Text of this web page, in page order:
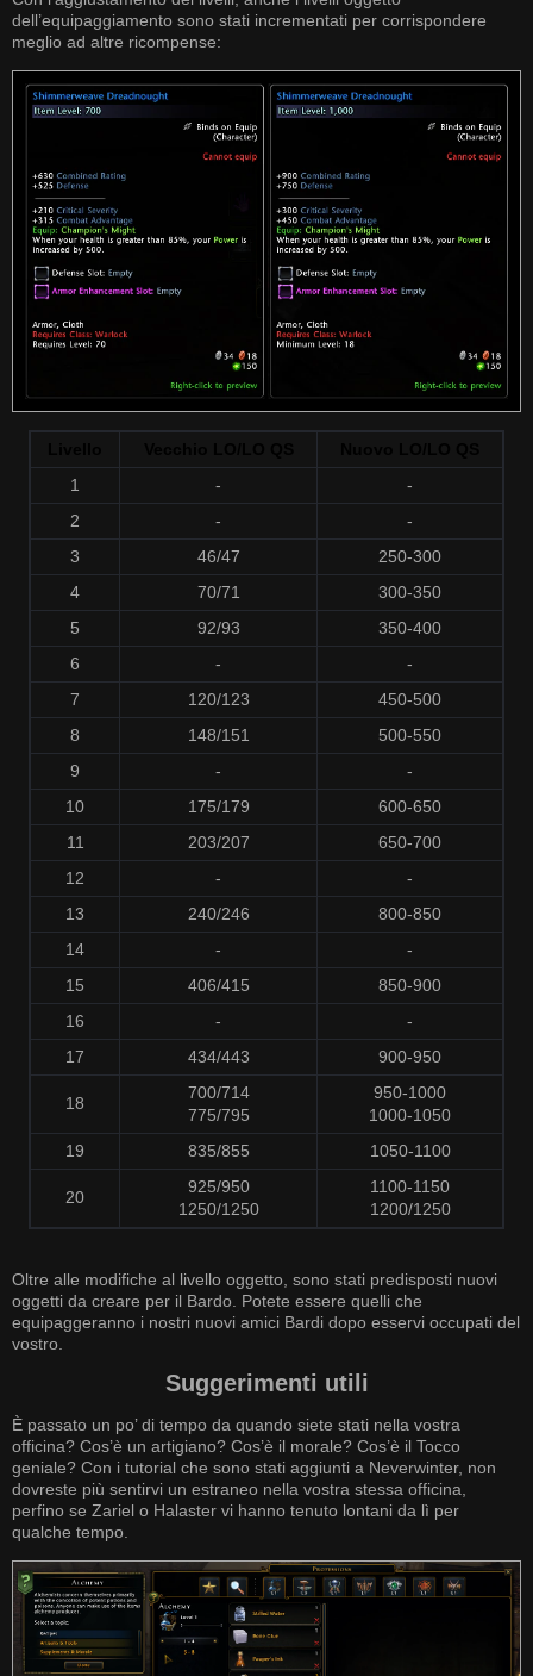
dell’equipaggiamento sono stati incrementati per corrispondere
meglio ad altre ricompense:
1
-
-
2
-
-
3
46/47
250-300
4
70/71
300-350
5
92/93
350-400
6
-
-
7
120/123
450-500
8
148/151
500-550
9
-
-
10
175/179
600-650
11
203/207
650-700
12
-
-
13
240/246
800-850
14
-
-
15
406/415
850-900
16
-
-
17
434/443 900-950
18
700/714
775/795
950-1000
1000-1050
19
835/855 1050-1100
20
925/950
1250/1250
1100-1150
1200/1250
Oltre alle modifiche al livello oggetto, sono stati predisposti nuovi
oggetti da creare per il Bardo. Potete essere quelli che
equipaggeranno i nostri nuovi amici Bardi dopo esservi occupati del
vostro.
Suggerimenti utili
È passato un po’ di tempo da quando siete stati nella vostra
officina? Cos’è un artigiano? Cos’è il morale? Cos’è il Tocco
geniale? Con i tutorial che sono stati aggiunti a Neverwinter, non
dovreste più sentirvi un estraneo nella vostra stessa officina,
perfino se Zariel o Halaster vi hanno tenuto lontani da lì per
qualche tempo.